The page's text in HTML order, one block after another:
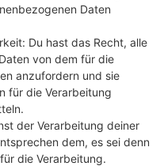
Daten
Du hast das Recht, alle
von dem für die
anzufordern und sie
für die Verarbeitung
der Verarbeitung deiner
dem, es sei denn
die Verarbeitung.